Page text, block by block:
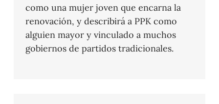
como una mujer joven que encarna la
renovación, y describirá a PPK como
alguien mayor y vinculado a muchos
gobiernos de partidos tradicionales.